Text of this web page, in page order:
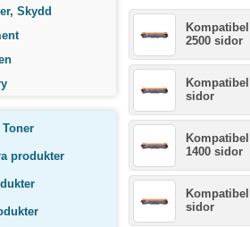
Skydd
Toner
produkter
2500 sidor
sidor
1400 sidor
sidor